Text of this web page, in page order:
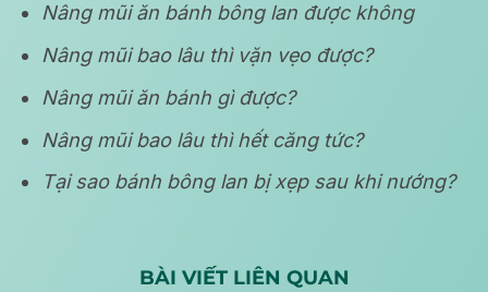
Nâng mũi ăn bánh bông lan được không
Nâng mũi bao lâu thì vặn vẹo được?
Nâng mũi ăn bánh gì được?
Nâng mũi bao lâu thì hết căng tức?
Tại sao bánh bông lan bị xẹp sau khi nướng?
BÀI VIẾT LIÊN QUAN